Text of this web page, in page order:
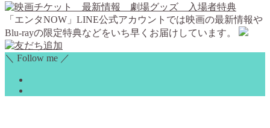
「エンタNOW」LINE公式アカウントでは映画の最新情報や
Blu-rayの限定特典などをいち早くお届けしています。
＼ Follow me ／